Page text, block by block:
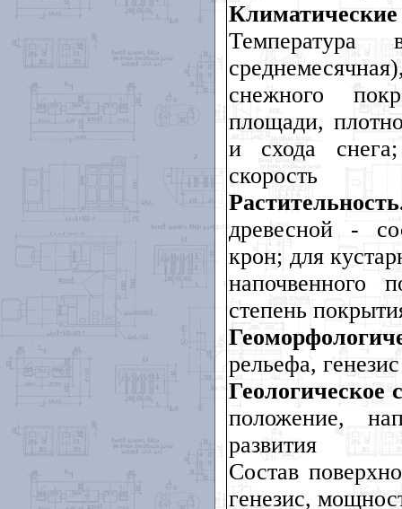
Климатические
Температура
снежного
площади,
и схода
скорость
древесной -
крон; для
напочвенного
степень
рельефа,
Геологическое
положение,
развития
Состав
генезис,